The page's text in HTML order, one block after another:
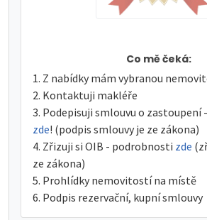
Co mě čeká:
Z nabídky mám vybranou
Kontaktuji makléře
Podepisuji smlouvu o zastoupení
zde! (podpis smlouvy je ze zákona)
Zřizuji si OIB - podrobnosti zde
ze zákona)
Prohlídky nemovitostí na místě
Podpis rezervační, kupní smlouvy